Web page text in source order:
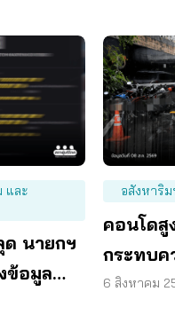
และ
นายกฯ
ข้อมูล
อสังหาริ
คอนโดสู
กระทบค
6 สิงหาคม